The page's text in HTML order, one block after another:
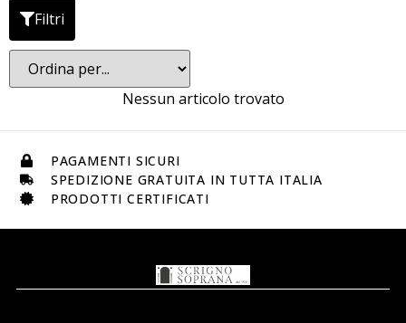
Filtri
Nessun articolo trovato
PAGAMENTI SICURI
SPEDIZIONE GRATUITA IN TUTTA ITALIA
PRODOTTI CERTIFICATI